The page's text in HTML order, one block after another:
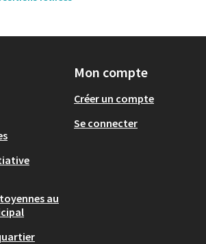
au
Mon compte
Créer un compte
Se connecter